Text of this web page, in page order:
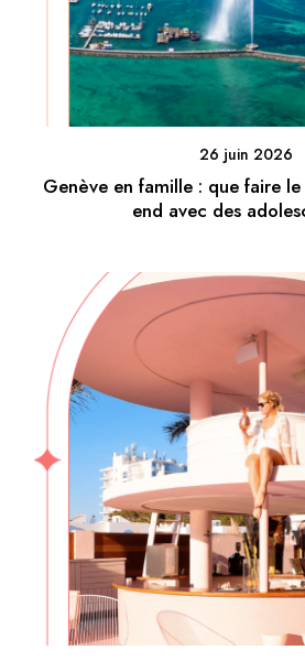
26 juin 2026
Genève en famille : que faire le
end avec des